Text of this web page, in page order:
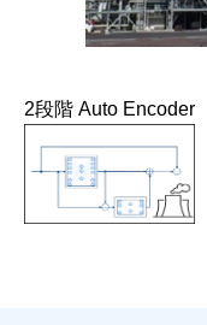
2段階 Auto Encoder